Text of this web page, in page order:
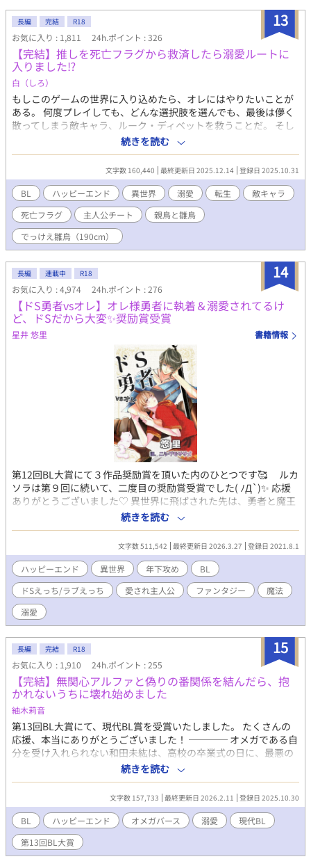
ん。ただ、たまに激しい時があります）
13
長編 完結 R18
お気に入り : 1,811 24h.ポイント : 326
【完結】推しを死亡フラグから救済したら溺愛ルートに
入りました⁉︎
白（しろ）
もしこのゲームの世界に入り込めたら、オレにはやりたいことが
ある。 何度プレイしても、どんな選択肢を選んでも、最後は儚く
散ってしまう敵キャラ、ルーク・ディベットを救うことだ。 そし
てなんの因果かオレは本当にその世界に転生した。 しかもお助け
キャラのリアス・オルロンとして。 持てる知識（前世の記憶）を
フル活用してルークを助けることに成功したオレだが、事態は思
ってもみない方向へとどんどん進んでいって……！？ これは前世
やり込んだ恋愛ゲームがエンディングを迎えた後の世界で、死ぬ
はずだった推しとすったもんだしながら二人で生きていくお話で
す。 現在【第13回BL大賞】にエントリーさせていただいておりま
す！ お気に召しましたら、ブクマ♡感想、そして投票で応援して
くださると嬉しいです！
続きを読む
文字数 160,440 最終更新日 2025.12.14 登録日 2025.10.31
BL ハッピーエンド 異世界 溺愛 転生
敵キャラ
死亡フラグ
主人公チート
親鳥と雛鳥
でっけえ雛鳥（190cm）
14
長編 連載中 R18
お気に入り : 4,974 24h.ポイント : 276
【ドS勇者vsオレ】オレ様勇者に執着＆溺愛されてるけ
ど、ドSだから大変✨奨励賞受賞
星井 悠里 書籍情報
第12回BL大賞にて３作品奨励賞を頂いた内のひとつです🥰 ルカ
ソラは第９回に続いて、二度目の奨励賞受賞でした( ﾉД`)✨ 応援
ありがとうございました♡ 異世界に飛ばされた先は、勇者と魔王
の決戦のど真ん中。ソラに気を取られている間に、勇者は、魔王
に逃げられてしまう。 「魔王を倒すまで、オレの好きにさせろ」
ドS勇者のルカに執着されて、散々好き勝手にされるけど、「こっ
ちだってお前を利用してるんだからなっ」と思う、強気なソラ。
執着されて、溺愛されて。最初は嫌々だったけど、常に一緒に居
させられると、どうしても、ルカに惹かれていって…？？ 表紙絵:
西雲ササメさま(@nishigumo_ss) ◆ ◆ ◆ ◆ ◆ ※過激な
シーンもあるので、R18です。 ※初の異世界設定をいいことに、
自由に色々しています(^^)
続きを読む
文字数 511,542 最終更新日 2026.3.27 登録日 2021.8.1
ハッピーエンド 異世界 年下攻め
BL
ドSえっち/ラブえっち
愛され主人公 ファンタジー
魔法
溺愛
15
長編 完結 R18
お気に入り : 1,910 24h.ポイント : 255
【完結】無関心アルファと偽りの番関係を結んだら、抱
かれないうちに壊れ始めました
紬木莉音
第13回BL大賞にて、現代BL賞を受賞いたしました。 たくさんの
応援、本当にありがとうございました！ ──── オメガである自
分を受け入れられない和田未紘は、高校の卒業式の日に、最悪の
形で初めてのヒートを迎えた。 同級生に襲われかけ逃げた先で、
スーツ姿の美形アルファに出会った未紘は、 「オメガが嫌い」だ
という彼と互いに利害が一致し、成り行きで項を噛ませてしま
う。 「互いに干渉しないこと」を条件に、抱かれることなく二年
半が過ぎた頃──未紘の身体に異変が起き始める。 番以外のアル
ファにもフェロモンが効いてしまう誤作動のせいで、日常生活に
危険が及び始めたのだ。 治すための唯一の方法は、「番に抱かれ
続きを読む
文字数 157,733 最終更新日 2026.2.11 登録日 2025.10.30
BL ハッピーエンド オメガバース 溺愛
現代BL
第13回BL大賞